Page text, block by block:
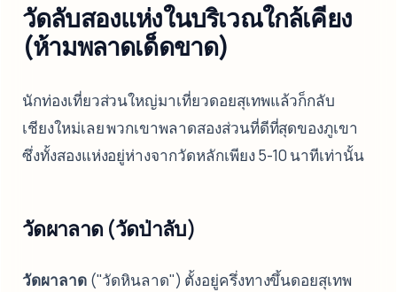
วัดลับสองแห่งในบริเวณใกล้เคียง
(ห้ามพลาดเด็ดขาด)
นักท่องเที่ยวส่วนใหญ่มาเที่ยวดอยสุเทพแล้วก็กลับ
เชียงใหม่เลย พวกเขาพลาดสองส่วนที่ดีที่สุดของภูเขา
ซึ่งทั้งสองแห่งอยู่ห่างจากวัดหลักเพียง 5-10 นาทีเท่านั้น
วัดผาลาด (วัดป่าลับ)
วัดผาลาด("วัดหินลาด") ตั้งอยู่ครึ่งทางขึ้นดอยสุเทพ